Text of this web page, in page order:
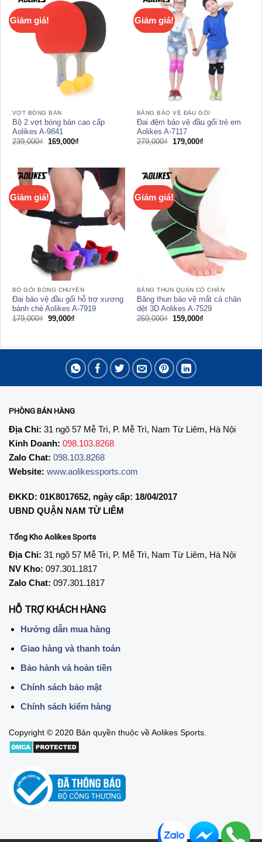
Giảm giá!
VỢT BÓNG BÀN
Bộ 2 vợt bóng bàn cao cấp
Aolikes A-9841
239,000₫ Giá
169,000₫Giá
169,000₫.
Giảm giá!
BĂNG BẢO VỆ ĐẦU GỐI
Đai đệm bảo vệ đầu gối trẻ em
Aolikes A-7117
279,000₫ Giá
179,000₫Giá
179,000₫.
Giảm giá!
BÓ GỐI BÓNG CHUYỀN
Đai bảo vệ đầu gối hỗ trợ xương
bánh chè Aolikes A-7919
179,000₫ Giá
gốc
99,000₫Giá
99,000₫.
Giảm giá!
BĂNG THUN QUẤN CỔ CHÂN
Băng thun bảo vệ mắt cá chân
dệt 3D Aolikes A-7529
259,000₫ Giá
159,000₫Giá
159,000₫.
PHÒNG BÁN HÀNG
Địa Chỉ: 31 ngõ 57 Mễ Trì, P. Mễ Trì, Nam Từ Liêm, Hà Nội
Kinh Doanh: 098.103.8268
Zalo Chat: 098.103.8268
Website: www.aolikessports.com
ĐKKD: 01K8017652, ngày cấp: 18/04/2017
UBND QUẬN NAM TỪ LIÊM
Tổng Kho Aolikes Sports
Địa Chỉ: 31 ngõ 57 Mễ Trì, P. Mễ Trì, Nam Từ Liêm, Hà Nội
NV Kho: 097.301.1817
Zalo Chat: 097.301.1817
HỖ TRỢ KHÁCH HÀNG
Hướng dẫn mua hàng
Giao hàng và thanh toán
Bảo hành và hoàn tiền
Chính sách bảo mật
Chính sách kiểm hàng
Copyright © 2020 Bản quyền thuộc về Aolikes Sports.